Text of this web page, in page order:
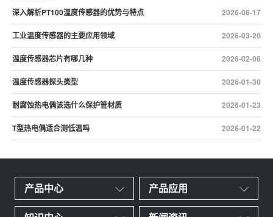
2026-06-17
深入解析PT100温度传感器的优势与特点
2026-03-20
工业温度传感器的主要应用领域
2026-02-06
温度传感器芯片有哪几种
2026-01-30
温度传感器探头类型
2026-01-23
耐腐蚀热电偶该选什么保护管材质
2026-01-22
T型热电偶适合测低温吗
产品中心 产品应用